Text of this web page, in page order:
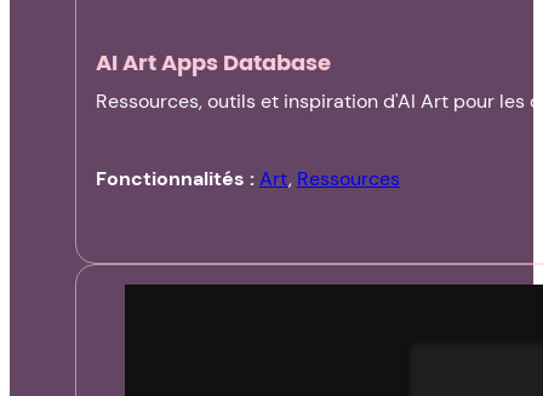
AI Art Apps Database
Ressources, outils et inspiration d'AI Art pour les
Fonctionnalités : Art, Ressources